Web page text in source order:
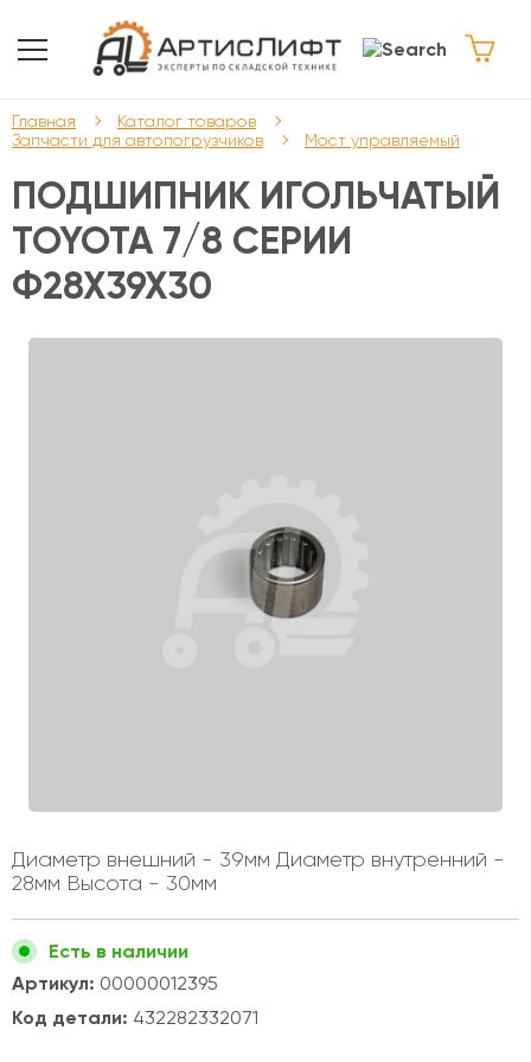
Главная
Каталог товаров
Запчасти для автопогрузчиков
Мост управляемый
ПОДШИПНИК ИГОЛЬЧАТЫЙ
TOYOTA 7/8 СЕРИИ
Ф28Х39Х30
Диаметр внешний - 39мм Диаметр внутренний -
28мм Высота - 30мм
Есть в наличии
Артикул: 00000012395
Код детали: 432282332071